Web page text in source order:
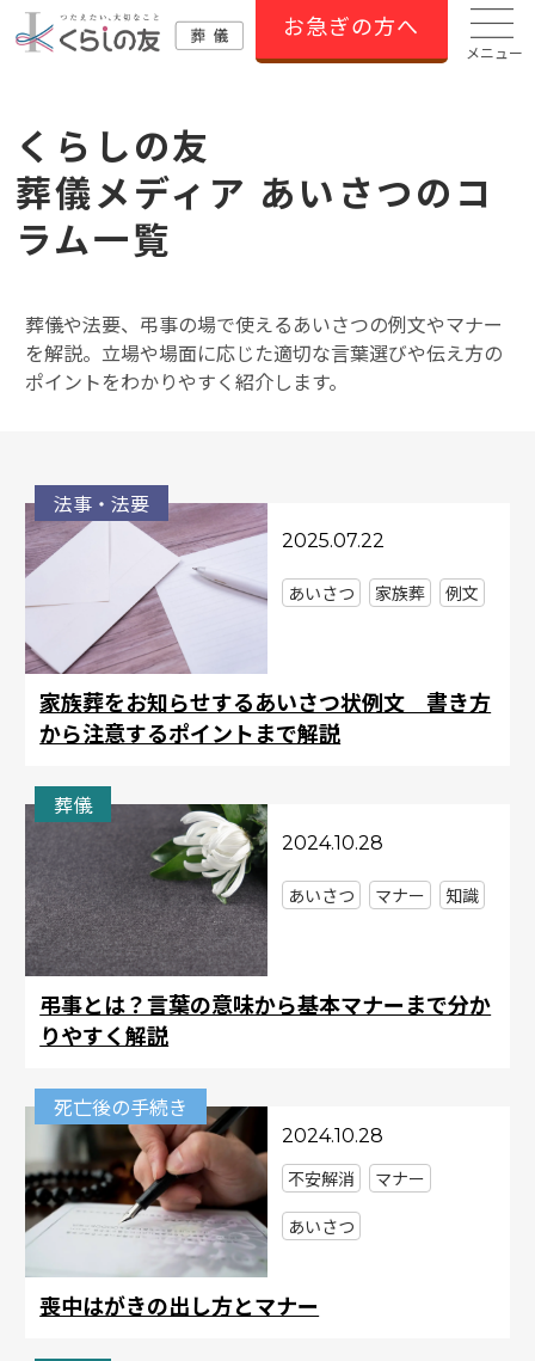
お急ぎの方へ
メニュー
くらしの友
葬儀メディア あいさつのコ
ラム⼀覧
葬儀や法要、弔事の場で使えるあいさつの例文やマナー
を解説。立場や場面に応じた適切な言葉選びや伝え方の
ポイントをわかりやすく紹介します。
法事・法要
2025.07.22
家族葬をお知らせするあいさつ状例文 書き方
から注意するポイントまで解説
あいさつ 家族葬 例文
葬儀
2024.10.28
弔事とは？言葉の意味から基本マナーまで分か
りやすく解説
あいさつ マナー 知識
死亡後の⼿続き
2024.10.28
喪中はがきの出し方とマナー
不安解消
マナー
あいさつ